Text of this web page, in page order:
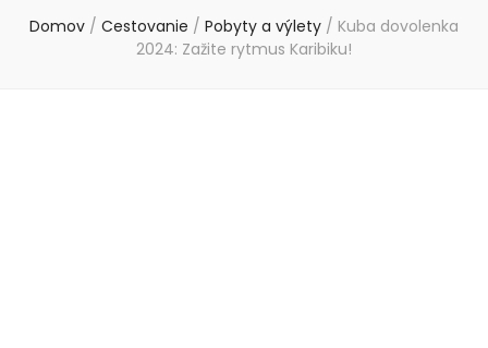
Domov / Cestovanie / Pobyty a výlety / Kuba dovolenka
2024: Zažite rytmus Karibiku!